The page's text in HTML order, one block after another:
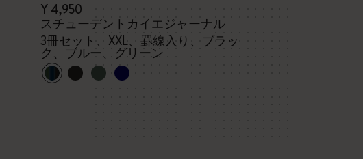
¥ 4,950
スチューデントカイエジャーナル
3冊セット、XXL、罫線入り、ブラッ
ク、ブルー、グリーン